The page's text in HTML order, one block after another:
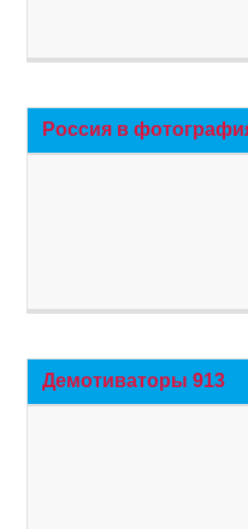
Россия в
Демотиваторы 913